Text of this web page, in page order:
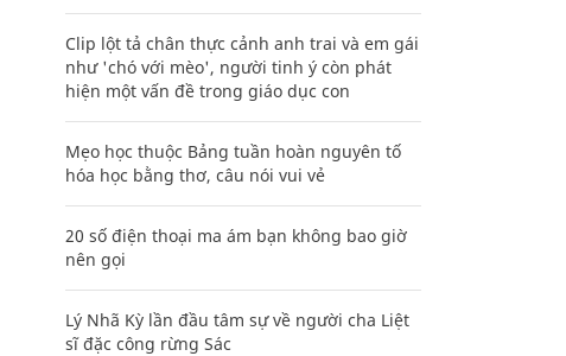
Clip lột tả chân thực cảnh anh trai và em gái
như 'chó với mèo', người tinh ý còn phát
hiện một vấn đề trong giáo dục con
Mẹo học thuộc Bảng tuần hoàn nguyên tố
hóa học bằng thơ, câu nói vui vẻ
20 số điện thoại ma ám bạn không bao giờ
nên gọi
Lý Nhã Kỳ lần đầu tâm sự về người cha Liệt
sĩ đặc công rừng Sác